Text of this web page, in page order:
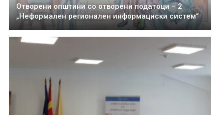
Отворени општини со отворени податоци – 2
„Неформален регионален информациски систем“